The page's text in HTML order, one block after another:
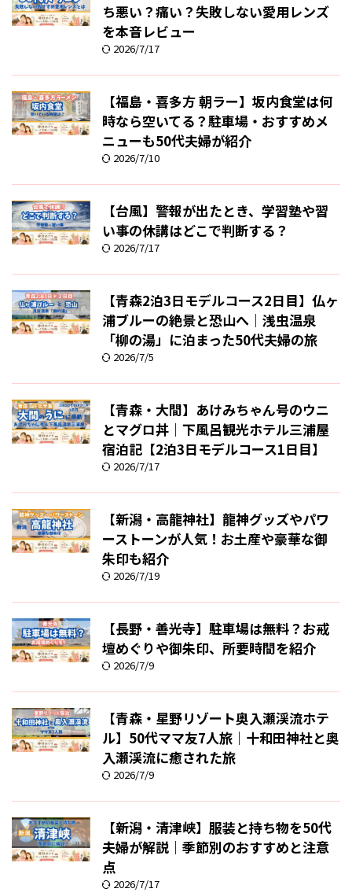
ち悪い？痛い？失敗しない愛用レンズ
を本音レビュー
2026/7/17
【福島・喜多方 朝ラー】坂内食堂は何
時なら空いてる？駐車場・おすすめメ
ニューも50代夫婦が紹介
2026/7/10
【台風】警報が出たとき、学習塾や習
い事の休講はどこで判断する？
2026/7/17
【青森2泊3日モデルコース2日目】仏ヶ
浦ブルーの絶景と恐山へ｜浅虫温泉
「柳の湯」に泊まった50代夫婦の旅
2026/7/5
【青森・大間】あけみちゃん号のウニ
とマグロ丼｜下風呂観光ホテル三浦屋
宿泊記【2泊3日モデルコース1日目】
2026/7/17
【新潟・高龍神社】龍神グッズやパワ
ーストーンが人気！お土産や豪華な御
朱印も紹介
2026/7/19
【長野・善光寺】駐車場は無料？お戒
壇めぐりや御朱印、所要時間を紹介
2026/7/9
【青森・星野リゾート奥入瀬渓流ホテ
ル】50代ママ友7人旅｜十和田神社と奥
入瀬渓流に癒された旅
2026/7/9
【新潟・清津峡】服装と持ち物を50代
夫婦が解説｜季節別のおすすめと注意
点
2026/7/17